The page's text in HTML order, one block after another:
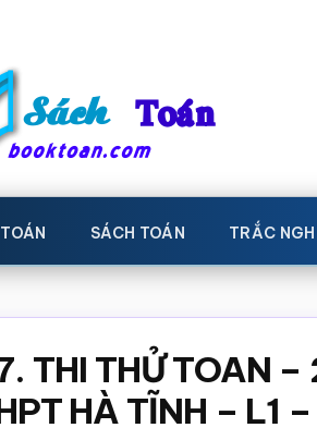
SÁCH TOÁN TRẮC
THI THỬ TOAN
HÀ TĨNH – L1